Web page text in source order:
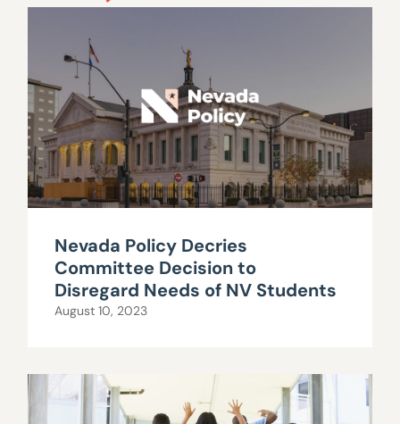
Nevada Policy Decries
Committee Decision to
Disregard Needs of NV Students
August 10, 2023